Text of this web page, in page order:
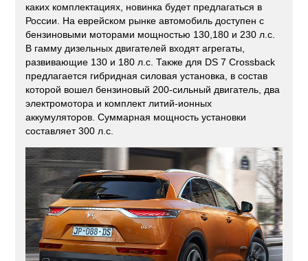
каких комплектациях, новинка будет предлагаться в
России. На еврейском рынке автомобиль доступен с
бензиновыми моторами мощностью 130,180 и 230 л.с.
В гамму дизельных двигателей входят агрегаты,
развивающие 130 и 180 л.с. Также для DS 7 Crossback
предлагается гибридная силовая установка, в состав
которой вошел бензиновый 200-сильный двигатель, два
электромотора и комплект литий-ионных
аккумуляторов. Суммарная мощность установки
составляет 300 л.с.